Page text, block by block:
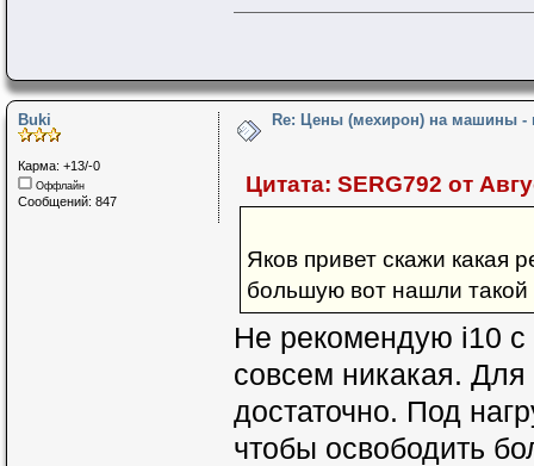
Buki
Карма: +13/-0
Оффлайн
Сообщений: 847
Re: Цены (мехирон) на машины -
Цитата: SERG792 от
Яков привет скажи какая
большую вот нашли
Не рекомендую i10
совсем никакая.
достаточно. Под
чтобы освободить